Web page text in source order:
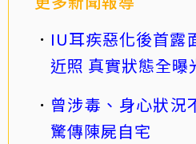
IU耳疾惡化後首露
近照 真實狀態全曝
曾涉毒、身心狀況
驚傳陳屍自宅